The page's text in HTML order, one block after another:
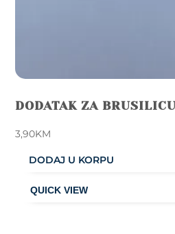
DODATAK ZA
3,90KM
DODAJ U KORPU